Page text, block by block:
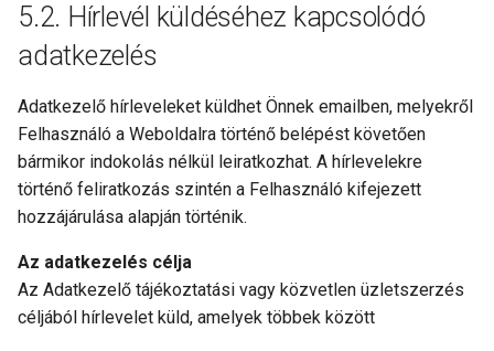
Hírlevél küldéséhez kapcsolódó
adatkezelés
Adatkezelő hírleveleket küldhet Önnek emailben, melyekről
Felhasználó a Weboldalra történő belépést követően
bármikor indokolás nélkül leiratkozhat. A hírlevelekre
történő feliratkozás szintén a Felhasználó kifejezett
hozzájárulása alapján történik.
Az adatkezelés célja
Az Adatkezelő tájékoztatási vagy közvetlen üzletszerzés
céljából hírlevelet küld, amelyek többek között